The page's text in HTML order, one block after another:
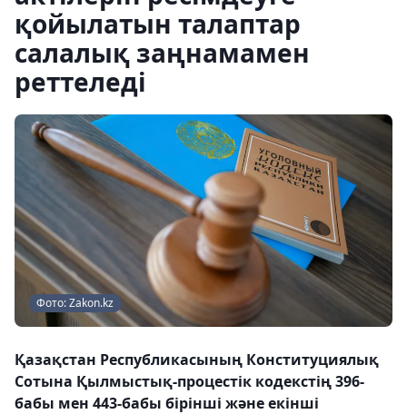
қойылатын талаптар
салалық заңнамамен
реттеледі
Фото: Zakon.kz
Қазақстан Республикасының Конституциялық
Сотына Қылмыстық-процестік кодекстің 396-
бабы мен 443-бабы бірінші және екінші